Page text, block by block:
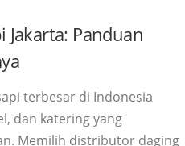
Panduan
terbesar di Indonesia
dan katering yang
Memilih distributor daging